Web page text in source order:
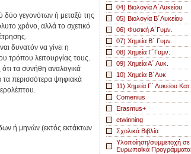
δύο γεγονότων ή μεταξύ της
χρόνο, αλλά το σχετικό
δυνατόν να γίνει η
τρόπου λειτουργίας τους.
ότι τα συνήθη αναλογικά
τα περισσότερα ψηφιακά
ή μηνών (εκτός εκτάκτων
04) Βιολογία Α΄Λυκείου
05) Βιολογία Β΄Λυκείου
06) Φυσική Α΄Γυμν.
07) Χημεία Β΄ Γυμν.
08) Χημεία Γ΄Γυμν.
09) Χημεία Α΄ Λυκ.
10) Χημεία Β΄Λυκ
11) Χημεία Γ΄ Λυκείου Κατ.
Comenius
Erasmus+
etwinning
Σχολικά Βιβλία
Υλοποίηση/συμμετοχή σε
Ευρωπαϊκά Προγράμματα